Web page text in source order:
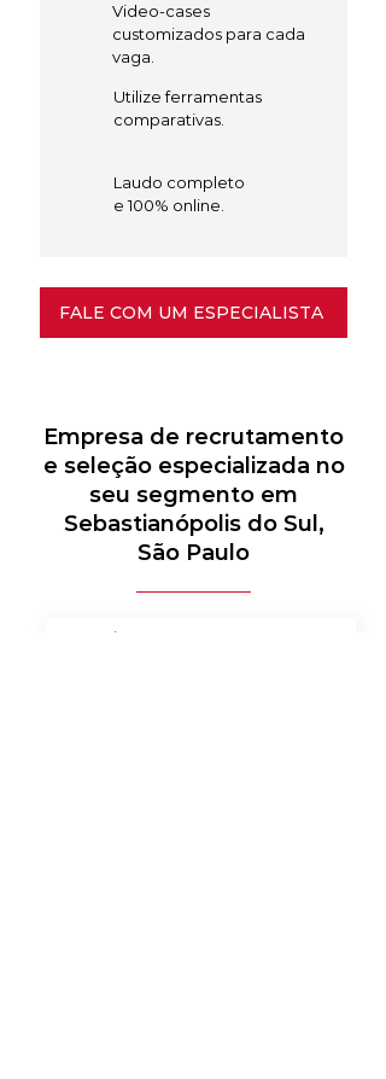
Video-cases
customizados para cada
vaga.
Utilize ferramentas
comparativas.
Laudo completo
e 100% online.
FALE COM UM ESPECIALISTA
Empresa de recrutamento
e seleção especializada no
seu segmento em
Sebastianópolis do Sul,
São Paulo